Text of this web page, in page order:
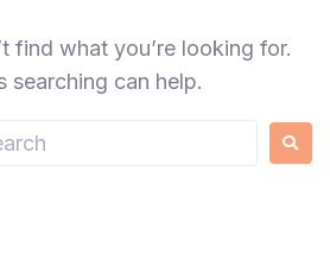
find what you’re looking for.
searching can help.